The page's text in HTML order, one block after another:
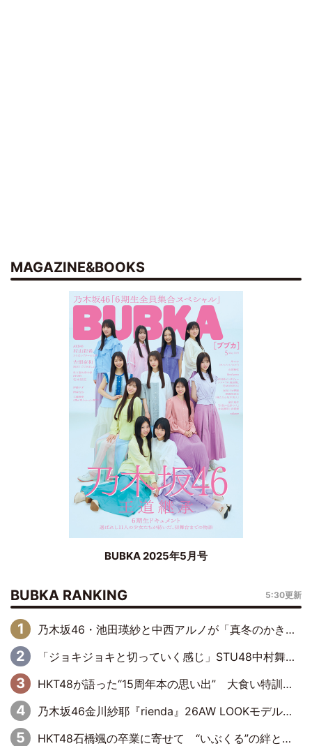
MAGAZINE&BOOKS
BUBKA 2025年5月号
BUBKA RANKING 5:30更新
乃木坂46・池田瑛紗と中西アルノが「真冬のかき氷」騒動で火花散らす！ 因縁の裏にあるのは、逆境をともに“凌”ぐ似た者同士の絆
「ジョキジョキと切っていく感じ」STU48中村舞、新しい挑戦は自らの手で
HKT48が語った“15周年本の思い出” 大食い特訓・守護霊企画・制服グラビア…盛りだくさんの裏話
乃木坂46金川紗耶『rienda』26AW LOOKモデルに就任
HKT48石橋颯の卒業に寄せて “いぶくる”の絆と後輩・龍頭綺音の決意